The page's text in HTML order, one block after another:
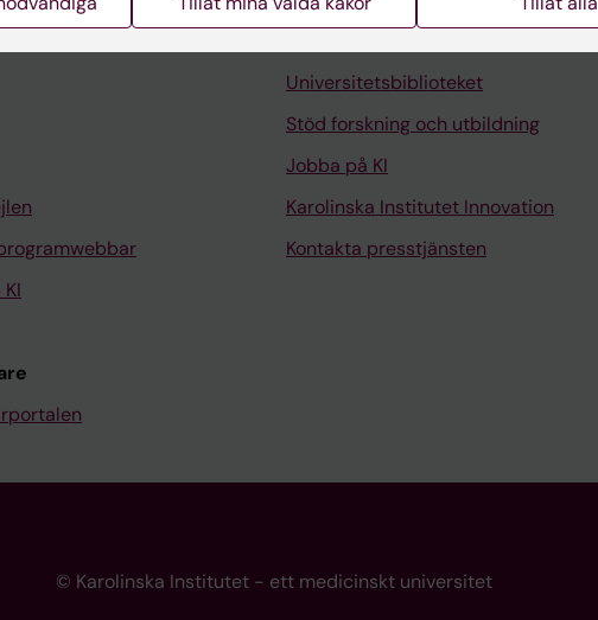
Universitetsbiblioteket
Stöd forskning och utbildning
Jobba på KI
Karolinska Institutet Innovation
Kontakta presstjänsten
© Karolinska Institutet - ett medicinskt universitet